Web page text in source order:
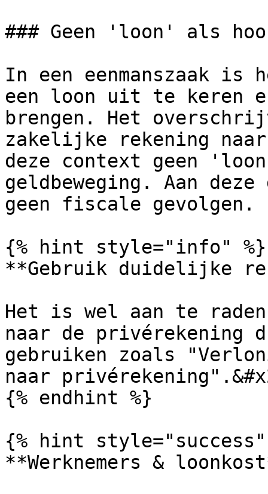
### Geen 'loon' als
In een eenmanszaak
een loon uit te keren
brengen. Het
zakelijke rekening
deze context geen
geldbeweging. Aan deze
geen fiscale gevolgen.
{% hint style="info" %}
**Gebruik duidelijke
Het is wel aan te
naar de
gebruiken zoals
naar
{% endhint %}
{% hint style="success"
**Werknemers &